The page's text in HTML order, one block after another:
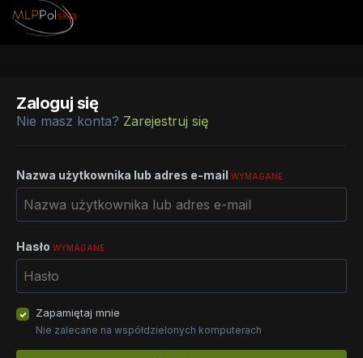
Zaloguj się
Nie masz konta? Zarejestruj się
Nazwa użytkownika lub adres e-mail WYMAGANE
Hasło WYMAGANE
Zapamiętaj mnie
Nie zalecane na współdzielonych komputerach